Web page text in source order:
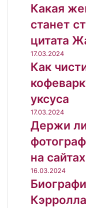
Какая
станет
цитата
17.03.2024
Как
уксуса
17.03.2024
Держи
на
16.03.2024
Кэрролла